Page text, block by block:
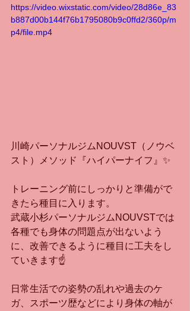
https://video.wixstatic.com/video/28d86e_83
b887d00b144f76b1795080b9c0ffd2/360p/m
p4/file.mp4
川崎パーソナルジムNOUVST（ノウベ
スト）メソッド『ハイパーナイフ』✨
トレーニング前にしっかりと準備がで
きたら種目に入ります。
武蔵小杉パーソナルジムNOUVSTでは
各種でも身体の問題点が出ないよう
に、改善できるように種目に工夫をし
ていきます☝️
日常生活での姿勢の乱れや過去のケ
ガ、スポーツ歴などにより身体の軸が